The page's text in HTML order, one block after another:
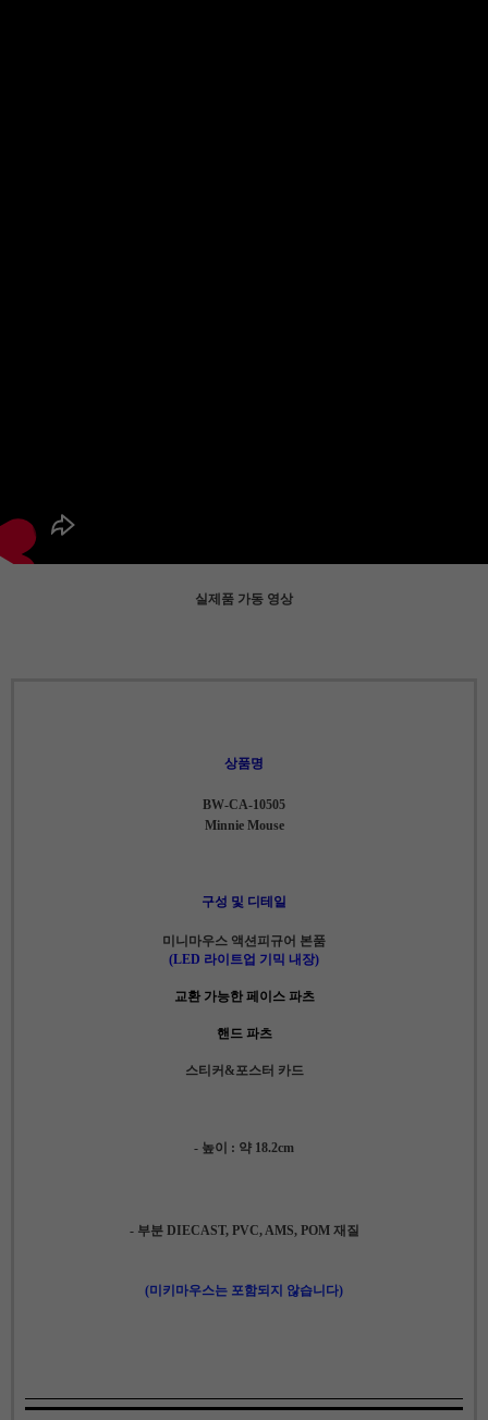
실제품 가동 영상
상품명
BW-CA-10505
Minnie Mouse
구성 및 디테일
미니마우스 액션피규어 본품
(LED 라이트업 기믹 내장)
교환 가능한 페이스 파츠
핸드 파츠
스티커&포스터 카드
- 높이 : 약 18.2cm
- 부분 DIECAST, PVC, AMS, POM 재질
(미키마우스는 포함되지 않습니다)